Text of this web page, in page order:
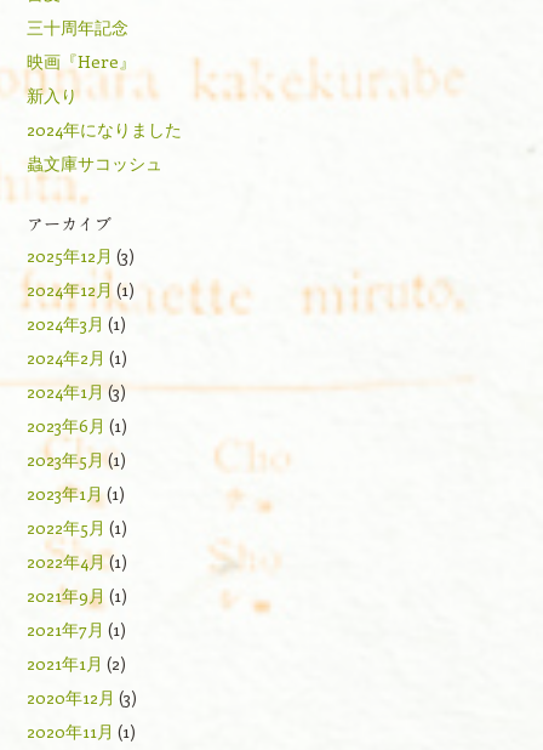
三十周年記念
映画『Here』
新入り
2024年になりました
蟲文庫サコッシュ
アーカイブ
2025年12月 (3)
2024年12月 (1)
2024年3月 (1)
2024年2月 (1)
2024年1月 (3)
2023年6月 (1)
2023年5月 (1)
2023年1月(1)
2022年5月 (1)
2022年4月(1)
2021年9月 (1)
2021年7月 (1)
2021年1月 (2)
2020年12月 (3)
2020年11月 (1)